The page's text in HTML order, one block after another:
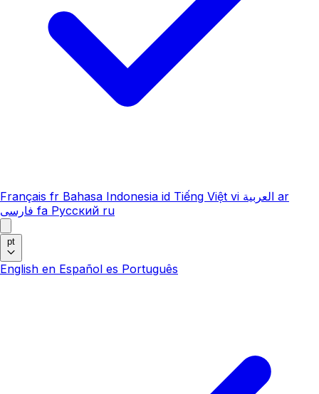
Français fr Bahasa Indonesia id Tiếng Việt vi العربية ar
فارسی fa Русский ru
pt
English en Español es Português